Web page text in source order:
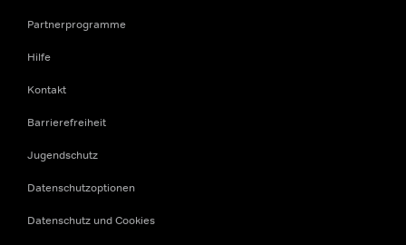
Partnerprogramme
Hilfe
Kontakt
Barrierefreiheit
Jugendschutz
Datenschutzoptionen
Datenschutz und Cookies